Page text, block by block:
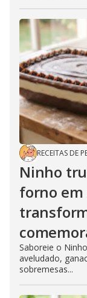
RECEITAS DE
Ninho
forno
Saboreie o
aveludado,
sobremesas...